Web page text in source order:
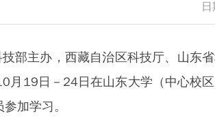
主办，西藏自治区科技厅、山东省
月19日－24日在山东大学（中心校
加学习。